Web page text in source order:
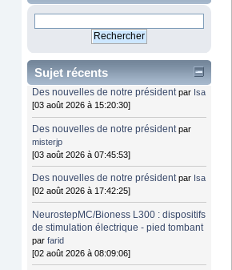
Sujet récents
Des nouvelles de notre président par Isa
[03 août 2026 à 15:20:30]
Des nouvelles de notre président par
misterjp
[03 août 2026 à 07:45:53]
Des nouvelles de notre président par Isa
[02 août 2026 à 17:42:25]
NeurostepMC/Bioness L300 : dispositifs
de stimulation électrique - pied tombant
parfarid
[02 août 2026 à 08:09:06]